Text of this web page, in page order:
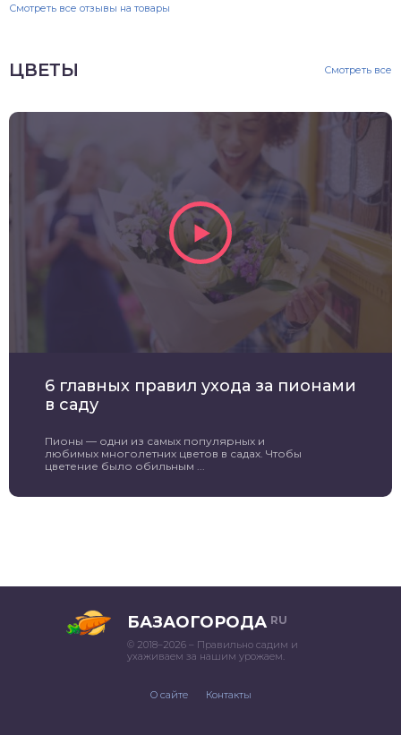
Смотреть все отзывы на товары
ЦВЕТЫ Смотреть все
6 главных правил ухода за пионами
в саду
Пионы — одни из самых популярных и
любимых многолетних цветов в садах. Чтобы
цветение было обильным ...
БАЗАОГОРОДА RU
© 2018–2026 – Правильно садим и
ухаживаем за нашим урожаем.
О сайте Контакты